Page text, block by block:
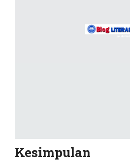
Kesimpulan